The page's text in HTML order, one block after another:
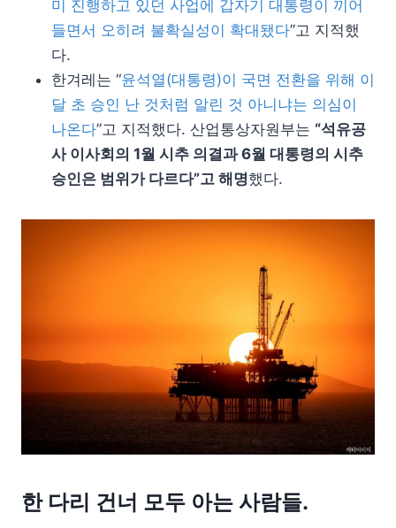
미 진행하고 있던 사업에 갑자기 대통령이 끼어
들면서 오히려 불확실성이 확대됐다”고 지적했
다.
한겨레는 “윤석열(대통령)이 국면 전환을 위해 이
달 초 승인 난 것처럼 알린 것 아니냐는 의심이
나온다”고 지적했다. 산업통상자원부는 “석유공
사 이사회의 1월 시추 의결과 6월 대통령의 시추
승인은 범위가 다르다”고 해명했다.
한 다리 건너 모두 아는 사람들.